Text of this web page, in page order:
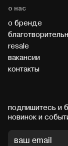
о нас
о бренде
resale
вакансии
контакты
подпишитесь и
новинок и